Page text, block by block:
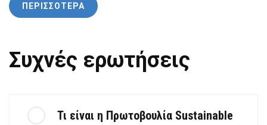
ΠΕΡΙΣΣΟΤΕΡΑ
Συχνές ερωτήσεις
Τι είναι η Πρωτοβουλία Sustainable